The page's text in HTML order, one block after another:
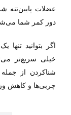
عضلات پایین‌تنه
دور کمر شما
اگر بتوانید
خیلی سریع‌تر
شناکردن از جمله
چربی‌ها و کاهش